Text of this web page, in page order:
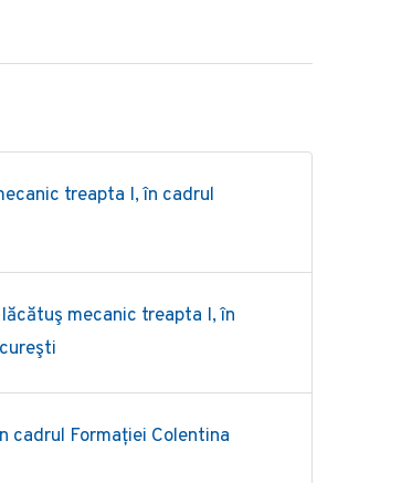
treapta I, în cadrul
mecanic treapta I, în
cadrul Formației Colentina